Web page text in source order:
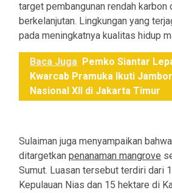
target pembangunan rendah karbon
berkelanjutan. Lingkungan yang
pada meningkatnya kualitas hidup
Baca Juga Pemko Siantar
Kwarcab Pramuka Ikuti
Nasional XII di Jakarta Timur
Sulaiman juga menyampaikan
ditargetkan penanaman mangrove
Sumut. Luasan tersebut terdiri dari
Kepulauan Nias dan 15 hektare di